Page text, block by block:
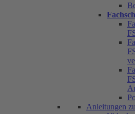
Anleitungen